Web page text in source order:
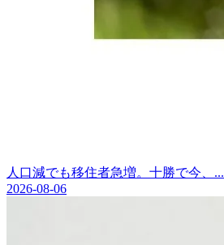
人口減でも移住者急増。十勝で今、...
2026-08-06